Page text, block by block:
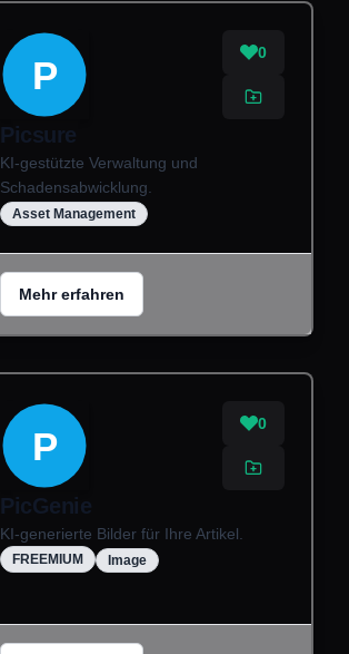
P
0
Picsure
KI-gestützte Verwaltung und
Schadensabwicklung.
Asset Management
Mehr erfahren
P
0
PicGenie
KI-generierte Bilder für Ihre Artikel.
FREEMIUM Image